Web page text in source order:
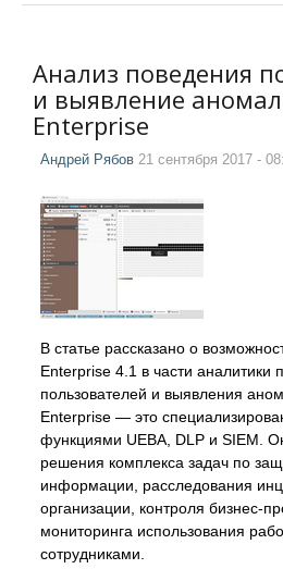
Анализ поведения
и выявление
Enterprise
Андрей Рябов 21 сентября 2017 -
В статье рассказано о
Enterprise 4.1 в части аналитики
пользователей и выявления
Enterprise — это
функциями UEBA, DLP и SIEM.
решения комплекса задач по
информации, расследования
организации, контроля бизнес-
мониторинга использования
сотрудниками.